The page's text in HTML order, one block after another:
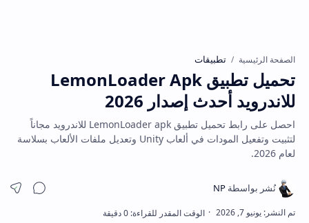
الصفحة الرئيسية تطبيقات
تحميل تطبيق LemonLoader Apk
للاندرويد أحدث إصدار 2026
احصل على رابط تحميل تطبيق LemonLoader apk للاندرويد مجاناً
لتثبيت وتفعيل المودات في ألعاب Unity وتعديل ملفات الألعاب بسلاسة
لعام 2026.